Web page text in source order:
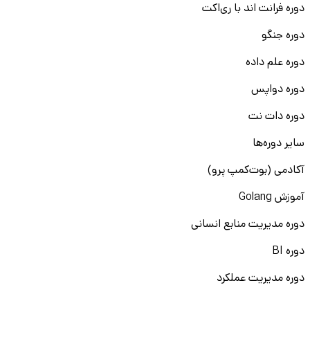
دوره فرانت اند با ری‌اکت
دوره جنگو
دوره علم داده
دوره دواپس
دوره دات نت
سایر دوره‌ها
آکادمی (بوت‌کمپ پرو)
آموزش Golang
دوره مدیریت منابع انسانی
دوره BI
دوره مدیریت عملکرد